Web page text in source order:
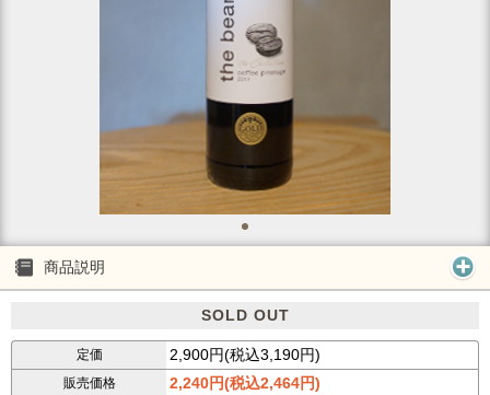
商品説明
SOLD OUT
定価 2,900円(税込3,190円)
販売価格 2,240円(税込2,464円)